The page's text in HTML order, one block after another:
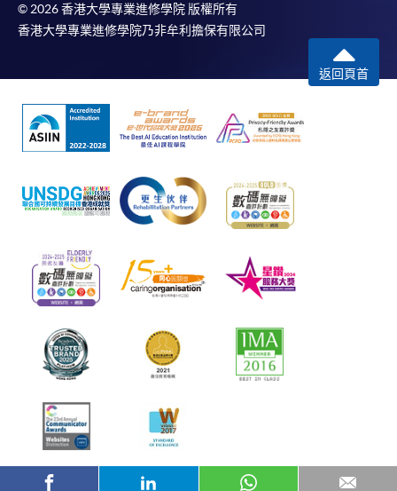
© 2026 香港大學專業進修學院 版權所有
香港大學專業進修學院乃非牟利擔保有限公司
返回頁首